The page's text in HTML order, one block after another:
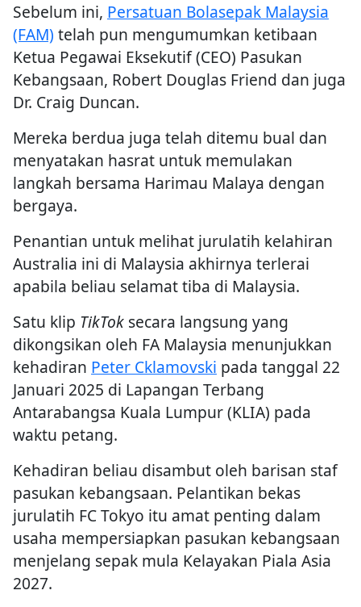
Sebelum ini, Persatuan Bolasepak Malaysia
(FAM) telah pun mengumumkan ketibaan
Ketua Pegawai Eksekutif (CEO) Pasukan
Kebangsaan, Robert Douglas Friend dan juga
Dr. Craig Duncan.
Mereka berdua juga telah ditemu bual dan
menyatakan hasrat untuk memulakan
langkah bersama Harimau Malaya dengan
bergaya.
Penantian untuk melihat jurulatih kelahiran
Australia ini di Malaysia akhirnya terlerai
apabila beliau selamat tiba di Malaysia.
Satu klip TikTok secara langsung yang
dikongsikan oleh FA Malaysia menunjukkan
kehadiran Peter Cklamovski pada tanggal 22
Januari 2025 di Lapangan Terbang
Antarabangsa Kuala Lumpur (KLIA) pada
waktu petang.
Kehadiran beliau disambut oleh barisan staf
pasukan kebangsaan. Pelantikan bekas
jurulatih FC Tokyo itu amat penting dalam
usaha mempersiapkan pasukan kebangsaan
menjelang sepak mula Kelayakan Piala Asia
2027.